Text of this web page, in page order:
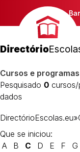
Directório
Cursos e
Pesquisado 0 cursos/
dados
DirectórioEscolas.eu»
Que se iniciou:
A
B C D E F G